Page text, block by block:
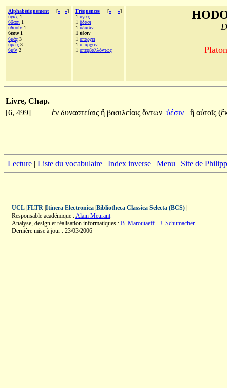
Alphabétiquement [« »]
ὑγιές 1
ὕδασι 1
ὕδασιν 1
ὑέσιν 1
ὑμᾶς 3
ὑμεῖς 3
ὑμῖν 2
Fréquences [« »]
1 ὑγιές
1 ὕδασι
1 ὕδασιν
1 ὑέσιν
1 ὑπάρχει
1 ὑπάρχειν
1 ὑπερβαλλόντως
Livre, Chap.
[6, 499]
ἐν δυναστείαις ἢ βασιλείαις ὄντων ὑέσιν ἢ αὐτοῖς
| Lecture | Liste du vocabulaire | Index inverse | Menu | Site de
UCL| FLTR| Itinera Electronica| Bibliotheca Classica Selecta (BCS)|
Responsable académique :Alain Meurant
Analyse, design et réalisation informatiques : B. Maroutaeff- J. Schumacher
Dernière mise à jour : 23/03/2006